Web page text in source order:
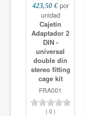
423,50 € por
unidad
Cajetín
Adaptador 2
DIN -
universal
double din
stereo fitting
cage kit
FRA001
( 0)